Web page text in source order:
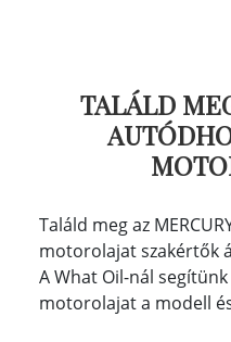
TALÁLD
Találd meg az
motorolajat szakértők
A What Oil-nál
motorolajat a modell